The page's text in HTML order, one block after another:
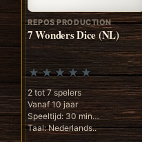
REPOS PRODUCTION
7 Wonders Dice (NL)
2 tot 7 spelers
Vanaf 10 jaar
Speeltijd: 30 min
Taal: Nederlands..